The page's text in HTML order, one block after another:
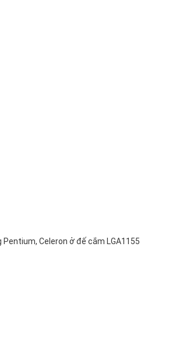
Celeron ở đế cắm LGA1155